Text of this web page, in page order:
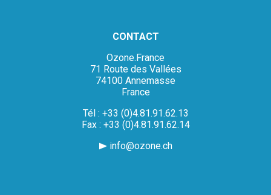
CONTACT
Ozone.France
71 Route des Vallées
74100 Annemasse
France
Tél : +33 (0)4.81.91.62.13
Fax : +33 (0)4.81.91.62.14
info@ozone.ch